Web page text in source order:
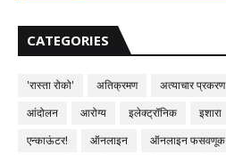
CATEGORIES
'रास्ता रोको' अतिक्रमण अत्याचार प्रकरण
आंदोलन
आरोग्य इलेक्ट्रॉनिक इशारा
एन्काऊंटर!
ऑनलाइन ऑनलाइन फसवणूक